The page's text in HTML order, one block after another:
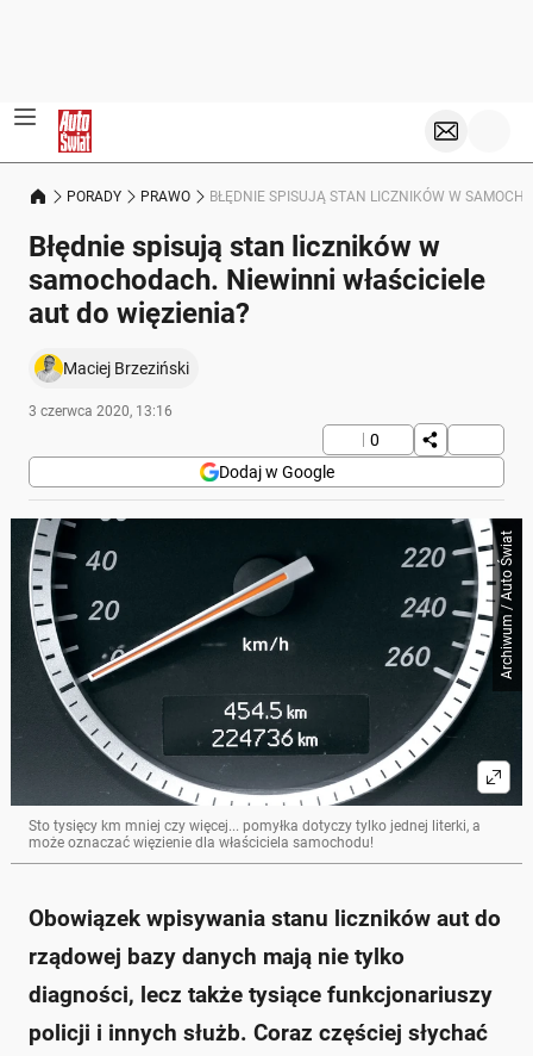
PORADY PRAWO BŁĘDNIE SPISUJĄ STAN LICZNIKÓW W
Błędnie spisują stan liczników w
samochodach. Niewinni właściciele
aut do więzienia?
Maciej Brzeziński
3 czerwca 2020, 13:16
0
Dodaj w Google
Archiwum / Auto Świat
Sto tysięcy km mniej czy więcej... pomyłka dotyczy tylko jednej literki, a
może oznaczać więzienie dla właściciela samochodu!
Obowiązek wpisywania stanu liczników aut do
rządowej bazy danych mają nie tylko
diagności, lecz także tysiące funkcjonariuszy
policji i innych służb. Coraz częściej słychać